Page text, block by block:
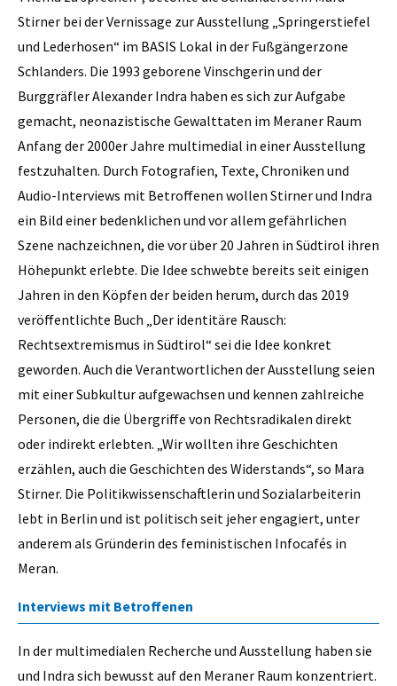
Stirner bei der Vernissage zur Ausstellung „Springerstiefel
und Lederhosen“ im BASIS Lokal in der Fußgängerzone
Schlanders. Die 1993 geborene Vinschgerin und der
Burggräfler Alexander Indra haben es sich zur Aufgabe
gemacht, neonazistische Gewalttaten im Meraner Raum
Anfang der 2000er Jahre multimedial in einer Ausstellung
festzuhalten. Durch Fotografien, Texte, Chroniken und
Audio-Interviews mit Betroffenen wollen Stirner und Indra
ein Bild einer bedenklichen und vor allem gefährlichen
Szene nachzeichnen, die vor über 20 Jahren in Südtirol ihren
Höhepunkt erlebte. Die Idee schwebte bereits seit einigen
Jahren in den Köpfen der beiden herum, durch das 2019
veröffentlichte Buch „Der identitäre Rausch:
Rechtsextremismus in Südtirol“ sei die Idee konkret
geworden. Auch die Verantwortlichen der Ausstellung seien
mit einer Subkultur aufgewachsen und kennen zahlreiche
Personen, die die Übergriffe von Rechtsradikalen direkt
oder indirekt erlebten. „Wir wollten ihre Geschichten
erzählen, auch die Geschichten des Widerstands“, so Mara
Stirner. Die Politikwissenschaftlerin und Sozialarbeiterin
lebt in Berlin und ist politisch seit jeher engagiert, unter
anderem als Gründerin des feministischen Infocafés in
Meran.
Interviews mit Betroffenen
In der multimedialen Recherche und Ausstellung haben sie
und Indra sich bewusst auf den Meraner Raum konzentriert.